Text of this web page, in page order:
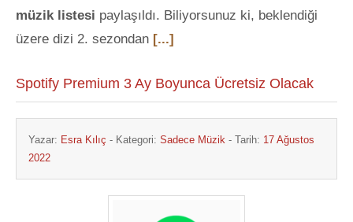
müzik listesi paylaşıldı. Biliyorsunuz ki, beklendiği
üzere dizi 2. sezondan [...]
Spotify Premium 3 Ay Boyunca Ücretsiz Olacak
Yazar: Esra Kılıç - Kategori: Sadece Müzik - Tarih: 17 Ağustos
2022